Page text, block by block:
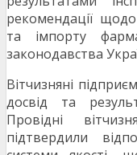
рекомендації
та імпорту
законодавства
Вітчизняні
досвід та
Провідні
підтвердили